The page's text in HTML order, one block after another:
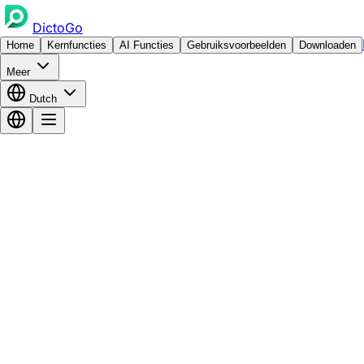
DictoGo
Home Kernfuncties AI Functies Gebruiksvoorbeelden Downloaden
Meer
Dutch